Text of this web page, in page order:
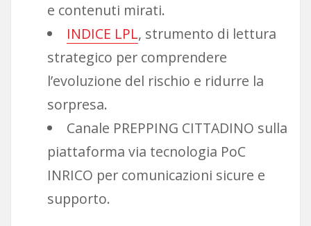
e contenuti mirati.
INDICE LPL, strumento di lettura
strategico per comprendere
l’evoluzione del rischio e ridurre la
sorpresa.
Canale PREPPING CITTADINO sulla
piattaforma via tecnologia PoC
INRICO per comunicazioni sicure e
supporto.